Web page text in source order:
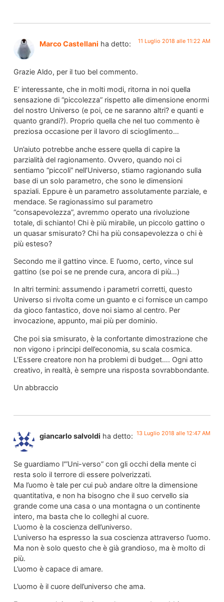
Marco Castellani ha detto: 11 Luglio 2018 alle 11:22 AM
Grazie Aldo, per il tuo bel commento.
E’ interessante, che in molti modi, ritorna in noi quella
sensazione di “piccolezza” rispetto alle dimensione enormi
del nostro Universo (e poi, ce ne saranno altri? e quanti e
quanto grandi?). Proprio quella che nel tuo commento è
preziosa occasione per il lavoro di scioglimento…
Un’aiuto potrebbe anche essere quella di capire la
parzialità del ragionamento. Ovvero, quando noi ci
sentiamo “piccoli” nell’Universo, stiamo ragionando sulla
base di un solo parametro, che sono le dimensioni
spaziali. Eppure è un parametro assolutamente parziale, e
mendace. Se ragionassimo sul parametro
“consapevolezza”, avremmo operato una rivoluzione
totale, di schianto! Chi è più mirabile, un piccolo gattino o
un quasar smisurato? Chi ha più consapevolezza o chi è
più esteso?
Secondo me il gattino vince. E l’uomo, certo, vince sul
gattino (se poi se ne prende cura, ancora di più…)
In altri termini: assumendo i parametri corretti, questo
Universo si rivolta come un guanto e ci fornisce un campo
da gioco fantastico, dove noi siamo al centro. Per
invocazione, appunto, mai più per dominio.
Che poi sia smisurato, è la confortante dimostrazione che
non vigono i principi dell’economia, su scala cosmica.
L’Essere creatore non ha problemi di budget…. Ogni atto
creativo, in realtà, è sempre una risposta sovrabbondante.
Un abbraccio
giancarlo salvoldi ha detto: 13 Luglio 2018 alle 12:47 AM
Se guardiamo l'”Uni-verso” con gli occhi della mente ci
resta solo il terrore di essere polverizzati.
Ma l’uomo è tale per cui può andare oltre la dimensione
quantitativa, e non ha bisogno che il suo cervello sia
grande come una casa o una montagna o un continente
intero, ma basta che lo colleghi al cuore.
L’uomo è la coscienza dell’universo.
L’universo ha espresso la sua coscienza attraverso l’uomo.
Ma non è solo questo che è già grandioso, ma è molto di
più.
L’uomo è capace di amare.
L’uomo è il cuore dell’universo che ama.